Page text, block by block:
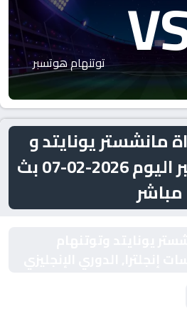
توتنهام هوتسبر
مانشستر يونايتد و
توتنهام هوتسبر اليوم 2026-02-07 بث
مباشر